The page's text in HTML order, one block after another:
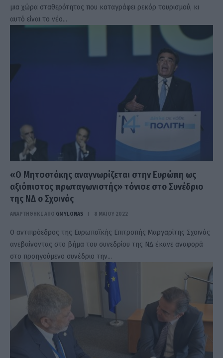
μια χώρα σταθερότητας που καταγράφει ρεκόρ τουρισμού, κι
αυτό είναι το νέο…
«Ο Μητσοτάκης αναγνωρίζεται στην Ευρώπη ως
αξιόπιστος πρωταγωνιστής» τόνισε στο Συνέδριο
της ΝΔ ο Σχοινάς
ΑΝΑΡΤΗΘΗΚΕ ΑΠΟ GMYLONAS 8 ΜΑΪ́ΟΥ 2022
Ο αντιπρόεδρος της Ευρωπαϊκής Επιτροπής Μαργαρίτης Σχοινάς
ανεβαίνοντας στο βήμα του συνεδρίου της ΝΔ έκανε αναφορά
στο προηγούμενο συνέδριο την…